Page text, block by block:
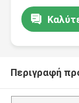
Περιγραφή